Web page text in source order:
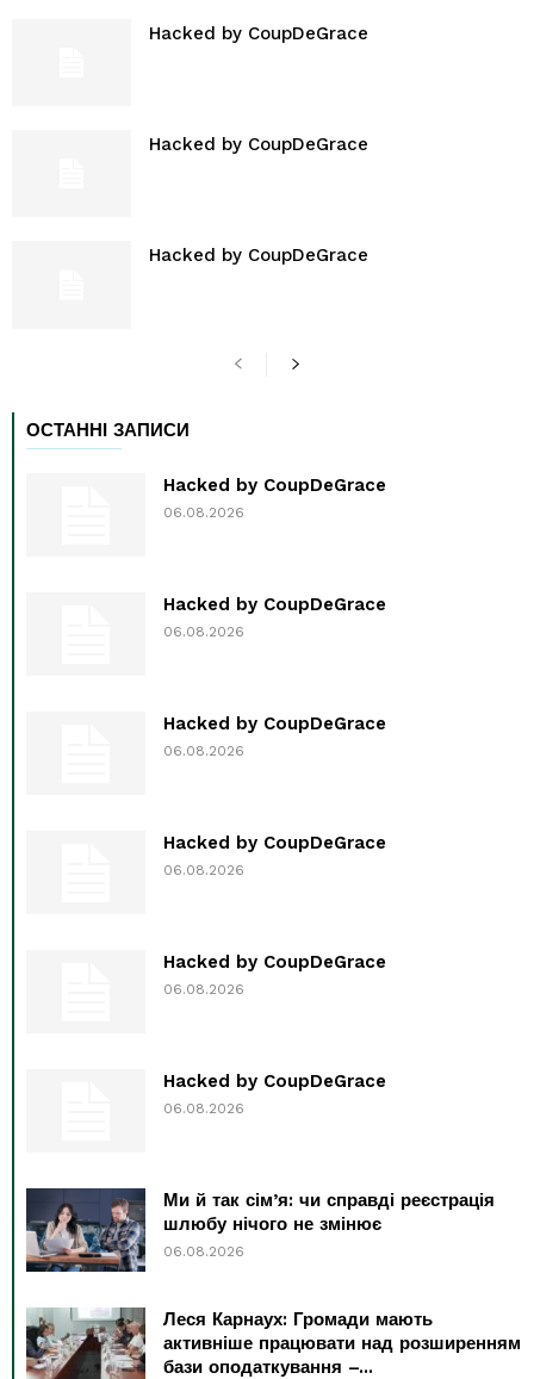
Hacked by CoupDeGrace
Hacked by CoupDeGrace
Hacked by CoupDeGrace
ОСТАННІ ЗАПИСИ
Hacked by CoupDeGrace
06.08.2026
Hacked by CoupDeGrace
06.08.2026
Hacked by CoupDeGrace
06.08.2026
Hacked by CoupDeGrace
06.08.2026
Hacked by CoupDeGrace
06.08.2026
Hacked by CoupDeGrace
06.08.2026
Ми й так сім’я: чи справді реєстрація
шлюбу нічого не змінює
06.08.2026
Леся Карнаух: Громади мають
активніше працювати над розширенням
бази оподаткування –...